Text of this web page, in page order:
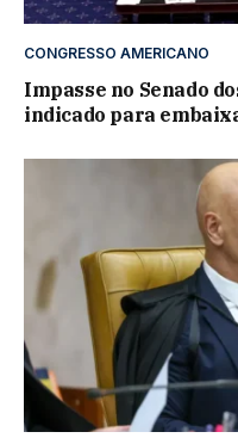
CONGRESSO AMERICANO
Impasse no Senado
indicado para